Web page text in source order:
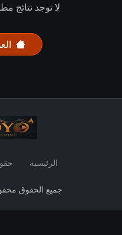
لا توجد نتائج
الرئيسية
جميع الحقوق محفوظة © 2026